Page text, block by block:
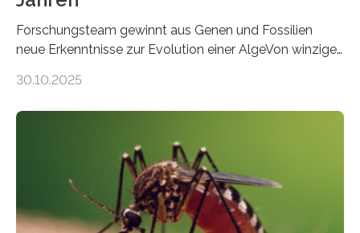
Forschungsteam gewinnt aus Genen und Fossilien
neue Erkenntnisse zur Evolution einer AlgeVon winzigen
Landpflanzen zählen zu den komplexesten
Grünalgen, die vor Hunderten von Millionen Jahren
lebten. Unter den Vorfahren sticht eine Gruppe heraus,
die noch heute in der Natur vorkommt: die
Süßwasseralge Coleochaetophyceae. Einige Arten
dieser Gruppe bilden aus Zellfäden dichte Geflechte
30.10.2025